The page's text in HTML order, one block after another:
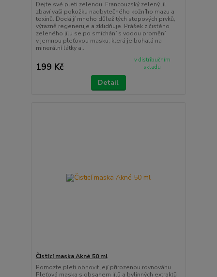
Dejte své pleti zelenou. Francouzský zelený jíl
zbaví vaši pokožku nadbytečného kožního mazu a
toxinů. Dodá jí mnoho důležitých stopových prvků,
výrazně regeneruje a zklidňuje. Prášek z čistého
zeleného jílu se po smíchání s vodou promění
v jemnou pleťovou masku, která je bohatá na
minerální látky a...
199 Kč
v distribučním
skladu
Detail
Čisticí maska Akné 50 ml
Pomozte pleti obnovit její přirozenou rovnováhu.
Pleťová maska s obsahem jílů a bylinných extraktů